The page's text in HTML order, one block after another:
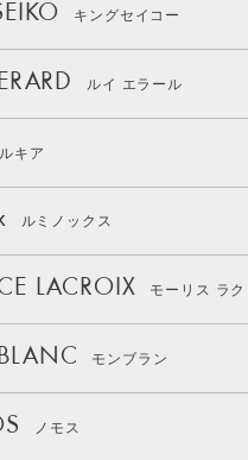
キングセイコー
ルイ エラール
ルキア
ルミノックス
LACROIX モーリス ラク
モンブラン
ノモス